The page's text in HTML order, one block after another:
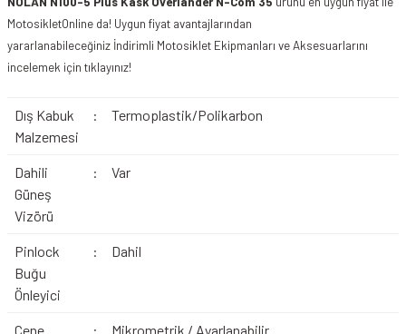
MotosikletOnline da! Uygun fiyat avantajlarından
yararlanabileceğiniz İndirimli Motosiklet Ekipmanları ve Aksesuarlarını
incelemek için tıklayınız!
Dış Kabuk
Malzemesi
: Termoplastik/Polikarbon
Dahili
Güneş
Vizörü
: Var
Pinlock
Buğu
Önleyici
: Dahil
Çene
: Mikrometrik / Ayarlanabilir